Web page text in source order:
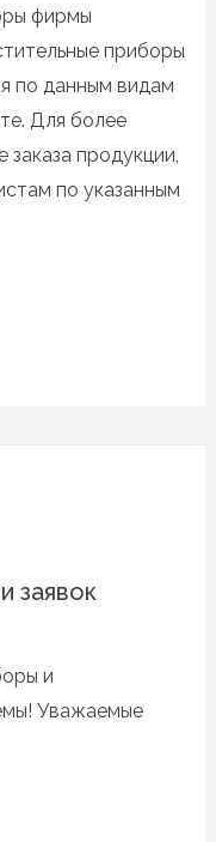
фирмы
приборы
по данным видам
Для более
продукции,
по указанным
заявок
и
Уважаемые